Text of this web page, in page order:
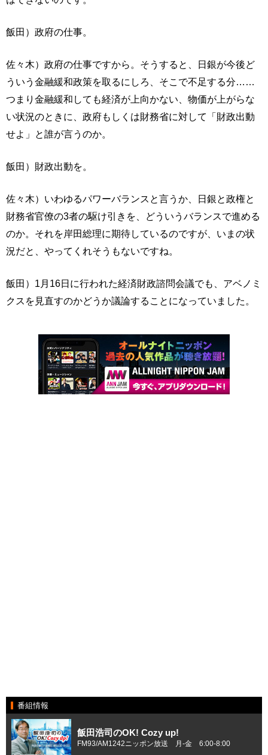
飯田）政府の仕事。
佐々木）政府の仕事ですから。そうすると、日銀が今後ど
ういう金融緩和政策を取るにしろ、そこで不足する分……
つまり金融緩和しても経済が上向かない、物価が上がらな
い状況のときに、政府もしくは財務省に対して「財政出動
せよ」と誰が言うのか。
飯田）財政出動を。
佐々木）いわゆるパワーバランスと言うか、日銀と政権と
財務省官僚の3者の駆け引きを、どういうバランスで進める
のか。それを岸田総理に期待しているのですが、いまの状
況だと、やってくれそうもないですね。
飯田）1月16日に行われた経済財政諮問会議でも、アベノミ
クスを見直すのかどうか議論することになっていました。
番組情報
飯田浩司のOK! Cozy up!
FM93/AM1242ニッポン放送 月-金 6:00-8:00